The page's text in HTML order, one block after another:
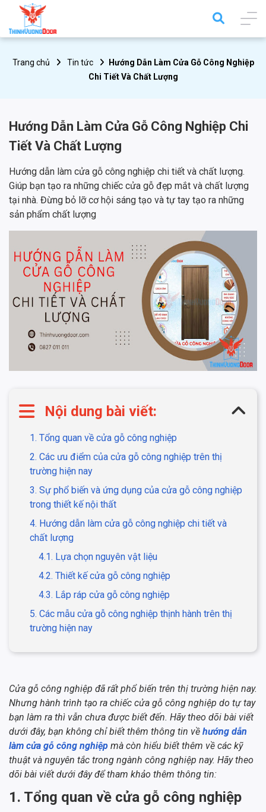
Trang chủ Tin tức
Hướng Dẫn Làm Cửa Gỗ Công Nghiệp
Chi Tiết Và Chất Lượng
Hướng Dẫn Làm Cửa Gỗ Công Nghiệp Chi
Tiết Và Chất Lượng
Hướng dẫn làm cửa gỗ công nghiệp chi tiết và chất lượng.
Giúp bạn tạo ra những chiếc cửa gỗ đẹp mắt và chất lượng
tại nhà. Đừng bỏ lỡ cơ hội sáng tạo và tự tay tạo ra những
sản phẩm chất lượng
Nội dung bài viết:
1. Tổng quan về cửa gỗ công nghiệp
2. Các ưu điểm của cửa gỗ công nghiệp trên thị
trường hiện nay
3. Sự phổ biến và ứng dụng của cửa gỗ công nghiệp
trong thiết kế nội thất
4. Hướng dẫn làm cửa gỗ công nghiệp chi tiết và
chất lượng
4.1. Lựa chọn nguyên vật liệu
4.2. Thiết kế cửa gỗ công nghiệp
4.3. Lắp ráp cửa gỗ công nghiệp
5. Các mẫu cửa gỗ công nghiệp thịnh hành trên thị
trường hiện nay
Cửa gỗ công nghiệp đã rất phổ biến trên thị trường hiện nay.
Nhưng hành trình tạo ra chiếc cửa gỗ công nghiệp do tự tay
bạn làm ra thì vẫn chưa được biết đến. Hãy theo dõi bài viết
dưới đây, bạn không chỉ biết thêm thông tin về hướng dẫn
làm cửa gỗ công nghiệp mà còn hiểu biết thêm về các kỹ
thuật và nguyên tắc trong ngành công nghiệp nay. Hãy theo
dõi bài viết dưới đây để tham khảo thêm thông tin:
1. Tổng quan về cửa gỗ công nghiệp